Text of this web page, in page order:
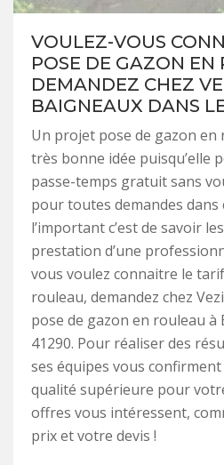
VOULEZ-VOUS
POSE DE GAZON EN
DEMANDEZ CHEZ
BAIGNEAUX DANS
Un projet pose de gazon en
très bonne idée puisqu’elle
passe-temps gratuit sans
pour toutes demandes dans
l’important c’est de savoir
prestation d’une
vous voulez connaitre le
rouleau, demandez chez
pose de gazon en rouleau à
41290. Pour réaliser des
ses équipes vous
qualité supérieure pour
offres vous intéressent,
prix et votre devis !